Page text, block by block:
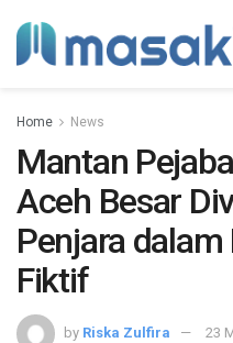
Home News
Mantan
Aceh Besar
Penjara dalam
Fiktif
by Riska Zulfira 23